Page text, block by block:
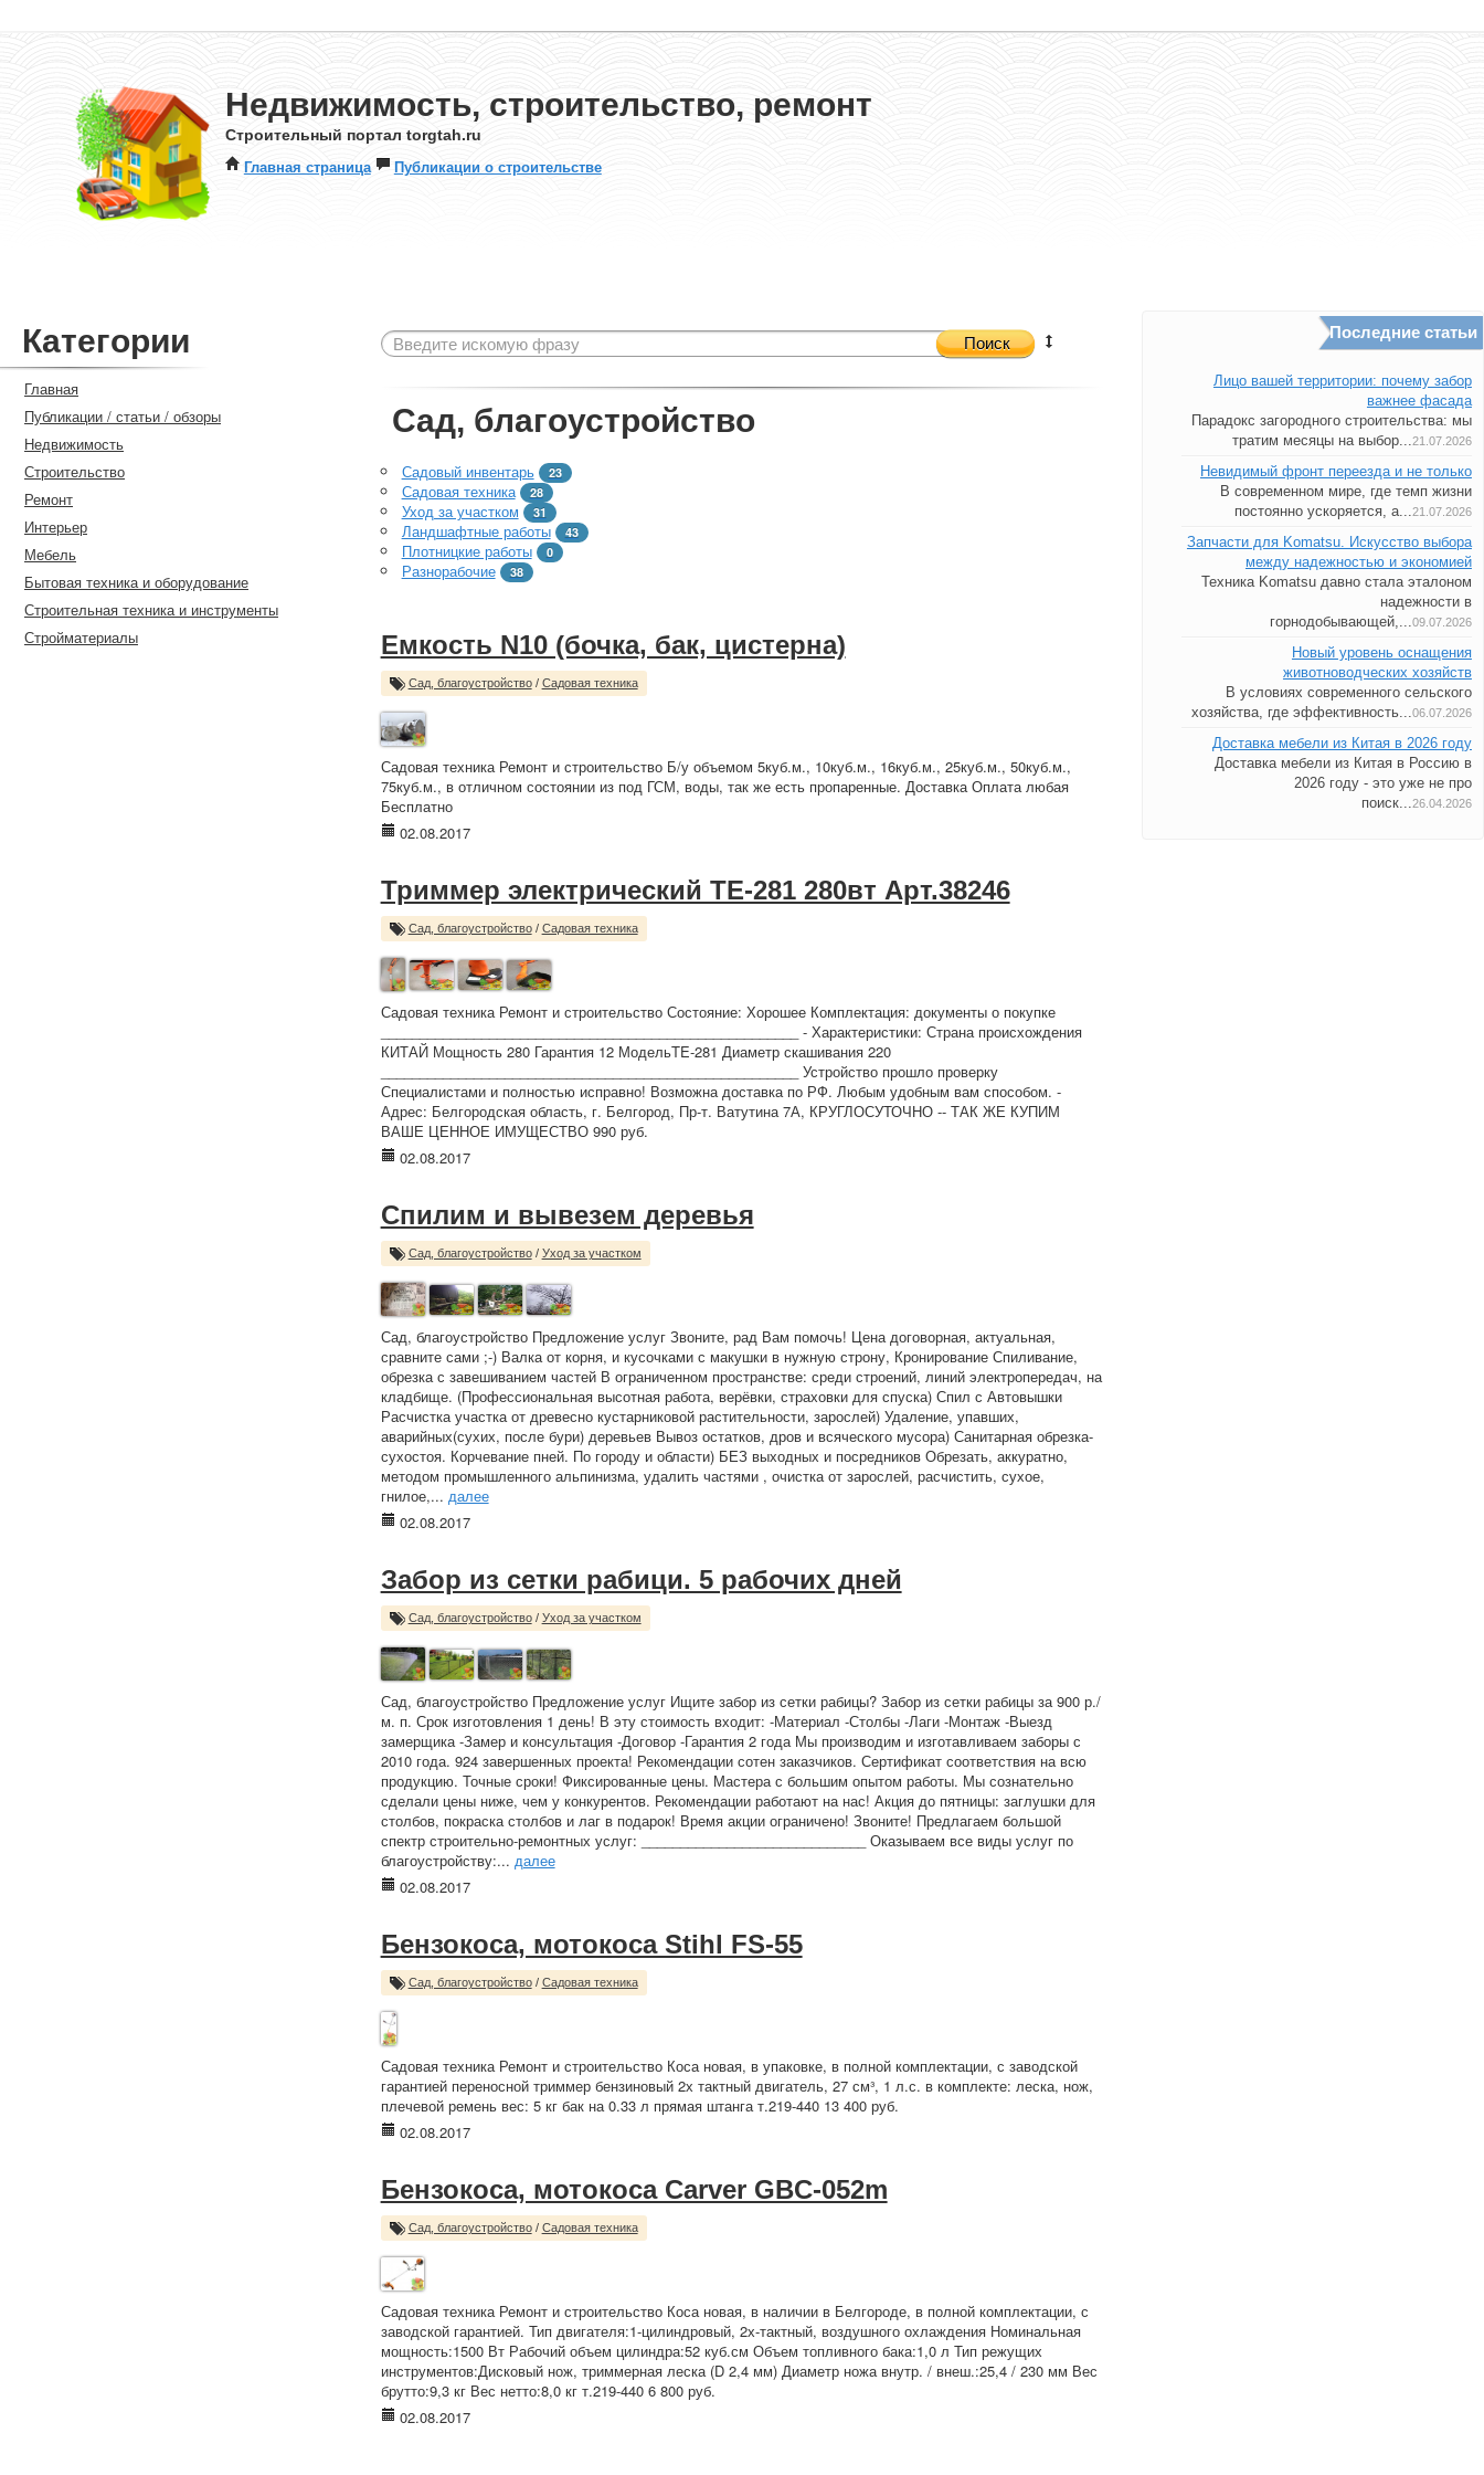
Недвижимость, строительство, ремонт
Строительный портал torgtah.ru
Главная страница Публикации о строительстве
Категории
Главная
Публикации / статьи / обзоры
Недвижимость
Строительство
Ремонт
Интерьер
Мебель
Бытовая техника и оборудование
Строительная техника и инструменты
Стройматериалы
Поиск
Сад, благоустройство
Садовый инвентарь 23
Садовая техника 28
Уход за участком 31
Ландшафтные работы 43
Плотницкие работы 0
Разнорабочие 38
Емкость N10 (бочка, бак, цистерна)
Сад, благоустройство/ Садовая техника
Садовая техника Ремонт и строительство Б/у объемом 5куб.м., 10куб.м., 16куб.м., 25куб.м., 50куб.м.,
75куб.м., в отличном состоянии из под ГСМ, воды, так же есть пропаренные. Доставка Оплата любая
Бесплатно
02.08.2017
Триммер электрический TE-281 280вт Арт.38246
Сад, благоустройство/ Садовая техника
Садовая техника Ремонт и строительство Состояние: Хорошее Комплектация: документы о покупке
______________________________________________________ - Характеристики: Страна происхождения
КИТАЙ Мощность 280 Гарантия 12 МодельTE-281 Диаметр скашивания 220
______________________________________________________ Устройство прошло проверку
Специалистами и полностью исправно! Возможна доставка по РФ. Любым удобным вам способом. -
Адрес: Белгородская область, г. Белгород, Пр-т. Ватутина 7А, КРУГЛОСУТОЧНО -- ТАК ЖЕ КУПИМ
ВАШЕ ЦЕННОЕ ИМУЩЕСТВО 990 руб.
02.08.2017
Спилим и вывезем деревья
Сад, благоустройство/ Уход за участком
Сад, благоустройство Предложение услуг Звоните, рад Вам помочь! Цена договорная, актуальная,
сравните сами ;-) Валка от корня, и кусочками с макушки в нужную строну, Кронирование Спиливание,
обрезка с завешиванием частей В ограниченном пространстве: среди строений, линий электропередач, на
кладбище. (Профессиональная высотная работа, верёвки, страховки для спуска) Спил с Автовышки
Расчистка участка от древесно кустарниковой растительности, зарослей) Удаление, упавших,
аварийных(сухих, после бури) деревьев Вывоз остатков, дров и всяческого мусора) Санитарная обрезка-
сухостоя. Корчевание пней. По городу и области) БЕЗ выходных и посредников Обрезать, аккуратно,
методом промышленного альпинизма, удалить частями , очистка от зарослей, расчистить, сухое,
гнилое,... далее
02.08.2017
Забор из сетки рабици. 5 рабочих дней
Сад, благоустройство/ Уход за участком
Сад, благоустройство Предложение услуг Ищите забор из сетки рабицы? Забор из сетки рабицы за 900 р./
м. п. Срок изготовления 1 день! В эту стоимость входит: -Материал -Столбы -Лаги -Монтаж -Выезд
замерщика -Замер и консультация -Договор -Гарантия 2 года Мы производим и изготавливаем заборы с
2010 года. 924 завершенных проекта! Рекомендации сотен заказчиков. Сертификат соответствия на всю
продукцию. Точные сроки! Фиксированные цены. Мастера с большим опытом работы. Мы сознательно
сделали цены ниже, чем у конкурентов. Рекомендации работают на нас! Акция до пятницы: заглушки для
столбов, покраска столбов и лаг в подарок! Время акции ограничено! Звоните! Предлагаем большой
спектр строительно-ремонтных услуг: _____________________________ Оказываем все виды услуг по
благоустройству:... далее
02.08.2017
Бензокоса, мотокоса Stihl FS-55
Сад, благоустройство/ Садовая техника
Садовая техника Ремонт и строительство Коса новая, в упаковке, в полной комплектации, с заводской
гарантией переносной триммер бензиновый 2х тактный двигатель, 27 см³, 1 л.с. в комплекте: леска, нож,
плечевой ремень вес: 5 кг бак на 0.33 л прямая штанга т.219-440 13 400 руб.
02.08.2017
Бензокоса, мотокоса Carver GBC-052m
Сад, благоустройство/ Садовая техника
Садовая техника Ремонт и строительство Коса новая, в наличии в Белгороде, в полной комплектации, с
заводской гарантией. Тип двигателя:1-цилиндровый, 2х-тактный, воздушного охлаждения Номинальная
мощность:1500 Вт Рабочий объем цилиндра:52 куб.см Объем топливного бака:1,0 л Тип режущих
инструментов:Дисковый нож, триммерная леска (D 2,4 мм) Диаметр ножа внутр. / внеш.:25,4 / 230 мм Вес
брутто:9,3 кг Вес нетто:8,0 кг т.219-440 6 800 руб.
02.08.2017
Последние статьи
Лицо вашей территории: почему забор
важнее фасада
Парадокс загородного строительства: мы
тратим месяцы на выбор...21.07.2026
Невидимый фронт переезда и не только
В современном мире, где темп жизни
постоянно ускоряется, а...21.07.2026
Запчасти для Komatsu. Искусство выбора
между надежностью и экономией
Техника Komatsu давно стала эталоном
надежности в
горнодобывающей,...09.07.2026
Новый уровень оснащения
животноводческих хозяйств
В условиях современного сельского
хозяйства, где эффективность...06.07.2026
Доставка мебели из Китая в 2026 году
Доставка мебели из Китая в Россию в
2026 году - это уже не про
поиск...26.04.2026